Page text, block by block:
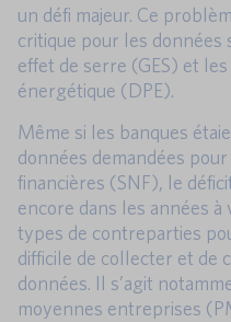
un défi majeur. Ce
critique pour les données
effet de serre (GES) et
énergétique (DPE).
Même si les banques
données demandées
financières (SNF), le
encore dans les années
types de contreparties
difficile de collecter et de
données. Il s’agit
moyennes entreprises